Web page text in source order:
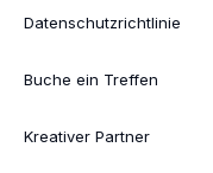
Datenschutzrichtlinie
Buche ein Treffen
Kreativer Partner